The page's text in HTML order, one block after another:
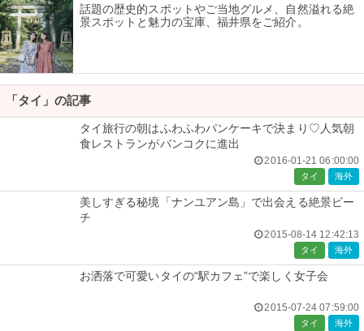
話題の歴史的スポットやご当地グルメ、自然溢れる絶
景スポットと魅力の宝庫、福井県をご紹介。
「タイ」の記事
タイ旅行の朝はふわふわパンケーキで決まり♡人気朝
食レストランがバンコクに進出
2016-01-21 06:00:00
タイ 海外
美しすぎる秘境「ナンユアン島」で出会える絶景ビー
チ
2015-08-14 12:42:13
タイ 海外
お洒落で可愛いタイの“駅カフェ”で楽しく女子会
2015-07-24 07:59:00
タイ 海外